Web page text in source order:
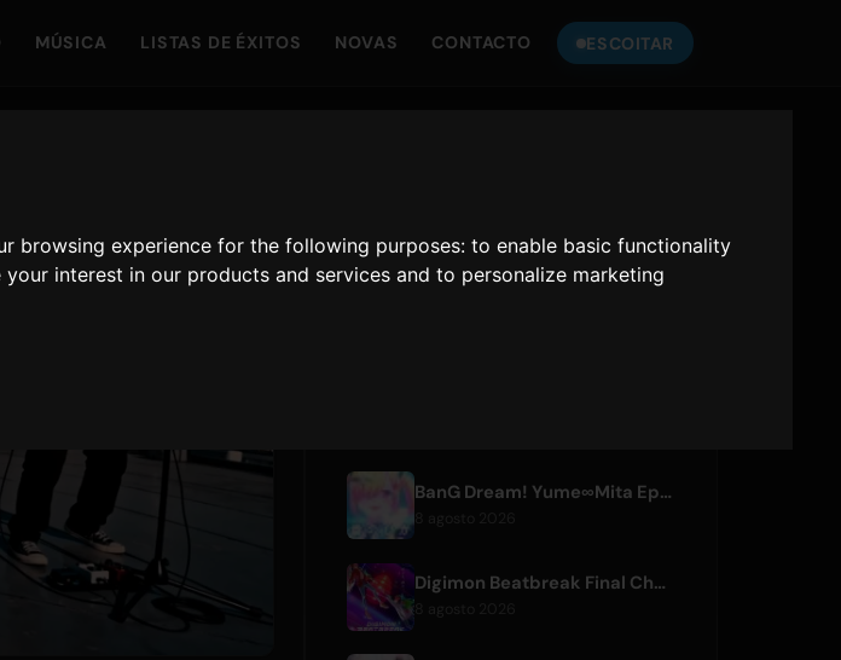
browsing experience for the following purposes:to enable basic functionality
your interest in our products and services and to personalize marketing
MÚSICA LISTAS DE ÉXITOS NOVAS CONTACTO ESCOITAR
Only Hits Japan
BanG Dream! Yume∞Mita Episode 8 Live Clip Released
Digimon Beatbreak Final Chapter Premieres August 9, Free Episode Batch on YouTube
8 agosto 2026